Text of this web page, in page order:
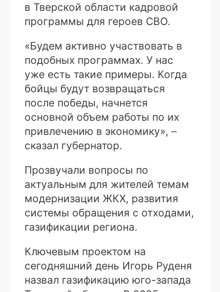
в Тверской области кадровой
программы для героев СВО.
«Будем активно участвовать в
подобных программах. У нас
уже есть такие примеры. Когда
бойцы будут возвращаться
после победы, начнется
основной объем работы по их
привлечению в экономику», –
сказал губернатор.
Прозвучали вопросы по
актуальным для жителей темам
модернизации ЖКХ, развития
системы обращения с отходами,
газификации региона.
Ключевым проектом на
сегодняшний день Игорь Руденя
назвал газификацию юго-запада